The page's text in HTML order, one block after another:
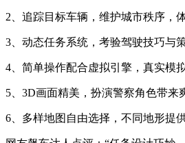
2、追踪目标车辆，维护城市秩序，
3、动态任务系统，考验驾驶技巧与策
4、简单操作配合虚拟引擎，真实模
5、3D画面精美，扮演警察角色带来
6、多样地图自由选择，不同地形提